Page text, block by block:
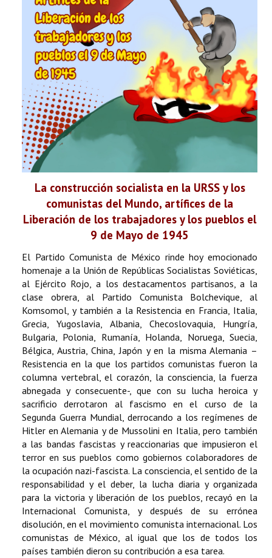
La construcción socialista en la URSS y los
comunistas del Mundo, artífices de la
Liberación de los trabajadores y los pueblos el
9 de Mayo de 1945
El Partido Comunista de México rinde hoy emocionado
homenaje a la Unión de Repúblicas Socialistas Soviéticas,
al Ejército Rojo, a los destacamentos partisanos, a la
clase obrera, al Partido Comunista Bolchevique, al
Komsomol, y también a la Resistencia en Francia, Italia,
Grecia, Yugoslavia, Albania, Checoslovaquia, Hungría,
Bulgaria, Polonia, Rumanía, Holanda, Noruega, Suecia,
Bélgica, Austria, China, Japón y en la misma Alemania –
Resistencia en la que los partidos comunistas fueron la
columna vertebral, el corazón, la consciencia, la fuerza
abnegada y consecuente-, que con su lucha heroica y
sacrificio derrotaron al fascismo en el curso de la
Segunda Guerra Mundial, derrocando a los regímenes de
Hitler en Alemania y de Mussolini en Italia, pero también
a las bandas fascistas y reaccionarias que impusieron el
terror en sus pueblos como gobiernos colaboradores de
la ocupación nazi-fascista. La consciencia, el sentido de la
responsabilidad y el deber, la lucha diaria y organizada
para la victoria y liberación de los pueblos, recayó en la
Internacional Comunista, y después de su errónea
disolución, en el movimiento comunista internacional. Los
comunistas de México, al igual que los de todos los
países también dieron su contribución a esa tarea.